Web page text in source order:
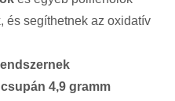
és segíthetnek az oxidatív
csupán 4,9 gramm